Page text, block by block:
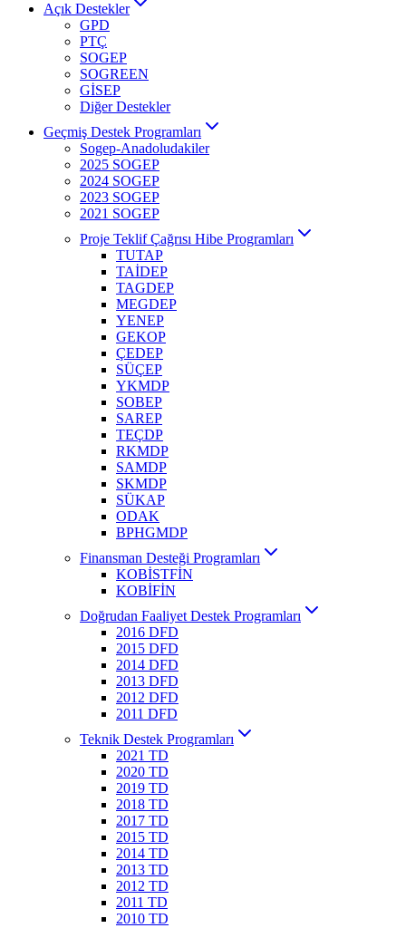
Açık Destekler
GPD
PTÇ
SOGEP
SOGREEN
GİSEP
Diğer Destekler
Geçmiş Destek Programları
Sogep-Anadoludakiler
2025 SOGEP
2024 SOGEP
2023 SOGEP
2021 SOGEP
Proje Teklif Çağrısı Hibe Programları
TUTAP
TAİDEP
TAGDEP
MEGDEP
YENEP
GEKOP
ÇEDEP
SÜÇEP
YKMDP
SOBEP
SAREP
TEÇDP
RKMDP
SAMDP
SKMDP
SÜKAP
ODAK
BPHGMDP
Finansman Desteği Programları
KOBİSTFİN
KOBİFİN
Doğrudan Faaliyet Destek Programları
2016 DFD
2015 DFD
2014 DFD
2013 DFD
2012 DFD
2011 DFD
Teknik Destek Programları
2021 TD
2020 TD
2019 TD
2018 TD
2017 TD
2015 TD
2014 TD
2013 TD
2012 TD
2011 TD
2010 TD